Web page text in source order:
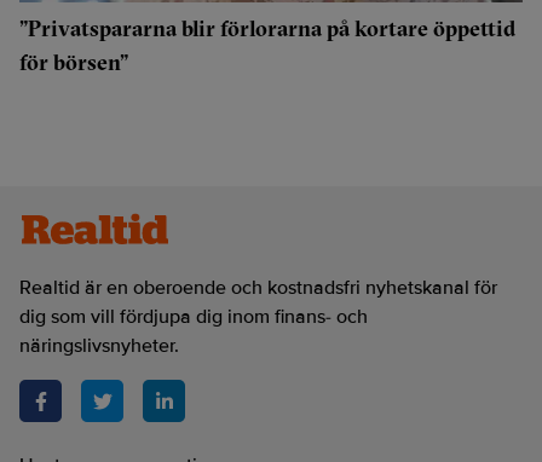
”Privatspararna blir förlorarna på kortare öppettid
för börsen”
Realtid är en oberoende och kostnadsfri nyhetskanal för
dig som vill fördjupa dig inom finans- och
näringslivsnyheter.